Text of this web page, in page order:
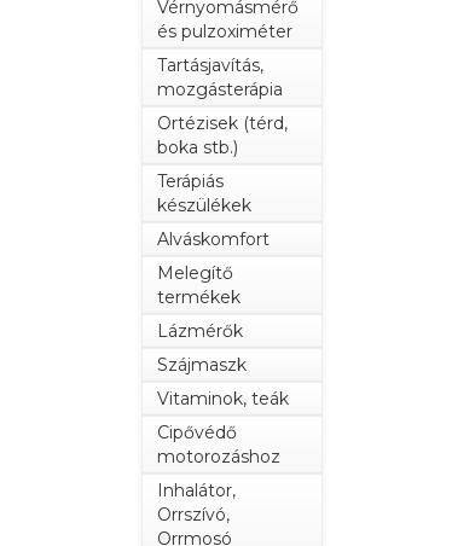
Vérnyomásmérő
és pulzoximéter
Tartásjavítás,
mozgásterápia
Ortézisek (térd,
boka stb.)
Terápiás
készülékek
Alváskomfort
Melegítő
termékek
Lázmérők
Szájmaszk
Vitaminok, teák
Cipővédő
motorozáshoz
Inhalátor,
Orrszívó,
Orrmosó